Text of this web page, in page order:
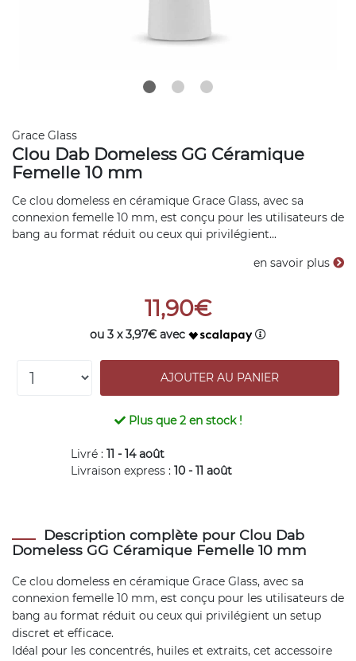
Grace Glass
Clou Dab Domeless GG Céramique
Femelle 10 mm
Ce clou domeless en céramique Grace Glass, avec sa
connexion femelle 10 mm, est conçu pour les utilisateurs de
bang au format réduit ou ceux qui privilégient...
en savoir plus
11,90€
ou 3 x 3,97€ avec
Plus que2en stock !
Livré : 11 - 14 août
Livraison express : 10 - 11 août
Description complète pour Clou Dab
Domeless GG Céramique Femelle 10 mm
Ce clou domeless en céramique Grace Glass, avec sa
connexion femelle 10 mm, est conçu pour les utilisateurs de
bang au format réduit ou ceux qui privilégient un setup
discret et efficace.
Idéal pour les concentrés, huiles et extraits, cet accessoire